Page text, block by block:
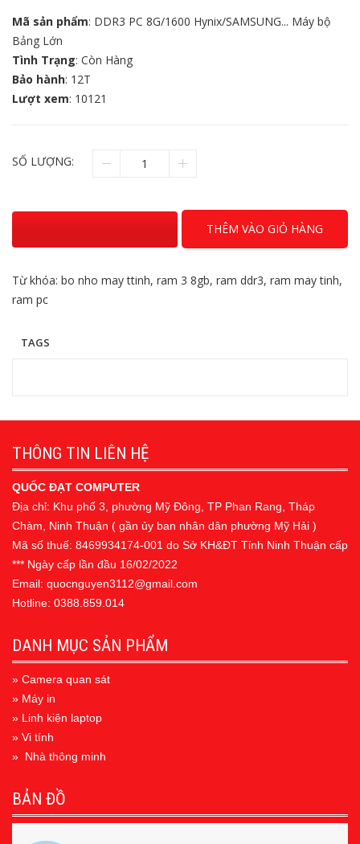
Mã sản phẩm: DDR3 PC 8G/1600 Hynix/SAMSUNG... Máy bộ
Bảng Lớn
Tình Trạng: Còn Hàng
Bảo hành: 12T
Lượt xem: 10121
SỐ LƯỢNG:
THÊM VÀO GIỎ HÀNG
Từ khóa: bo nho may ttinh, ram 3 8gb, ram ddr3, ram may tinh,
ram pc
TAGS
THÔNG TIN LIÊN HỆ
QUỐC ĐẠT COMPUTER
Địa chỉ: Khu phố 3, phường Mỹ Đông, TP Phan Rang, Tháp
Chàm, Ninh Thuận ( gần ủy ban nhân dân phường Mỹ Hải )
Mã số thuế: 8469934174-001 do Sở KH&ĐT Tỉnh Ninh Thuận cấp
*** Ngày cấp lần đầu 16/02/2022
Email: quocnguyen3112@gmail.com
Hotline: 0388.859.014
DANH MỤC SẢN PHẨM
» Camera quan sát
» Máy in
» Linh kiện laptop
» Vi tính
» Nhà thông minh
BẢN ĐỒ